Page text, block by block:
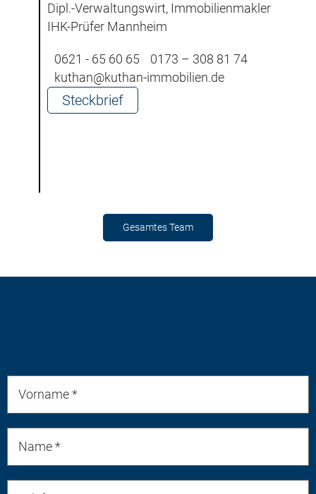
Dipl.-Verwaltungswirt, Immobilienmakler
IHK-Prüfer Mannheim
0621 - 65 60 65
0173 – 308 81 74
kuthan@kuthan-immobilien.de
Steckbrief
Gesamtes Team